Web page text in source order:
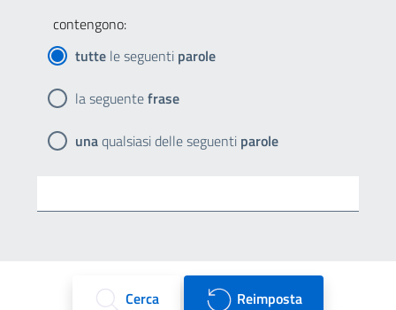
contengono:
tutte le seguenti parole
la seguentefrase
unaqualsiasi delle seguenti parole
Cerca Reimposta